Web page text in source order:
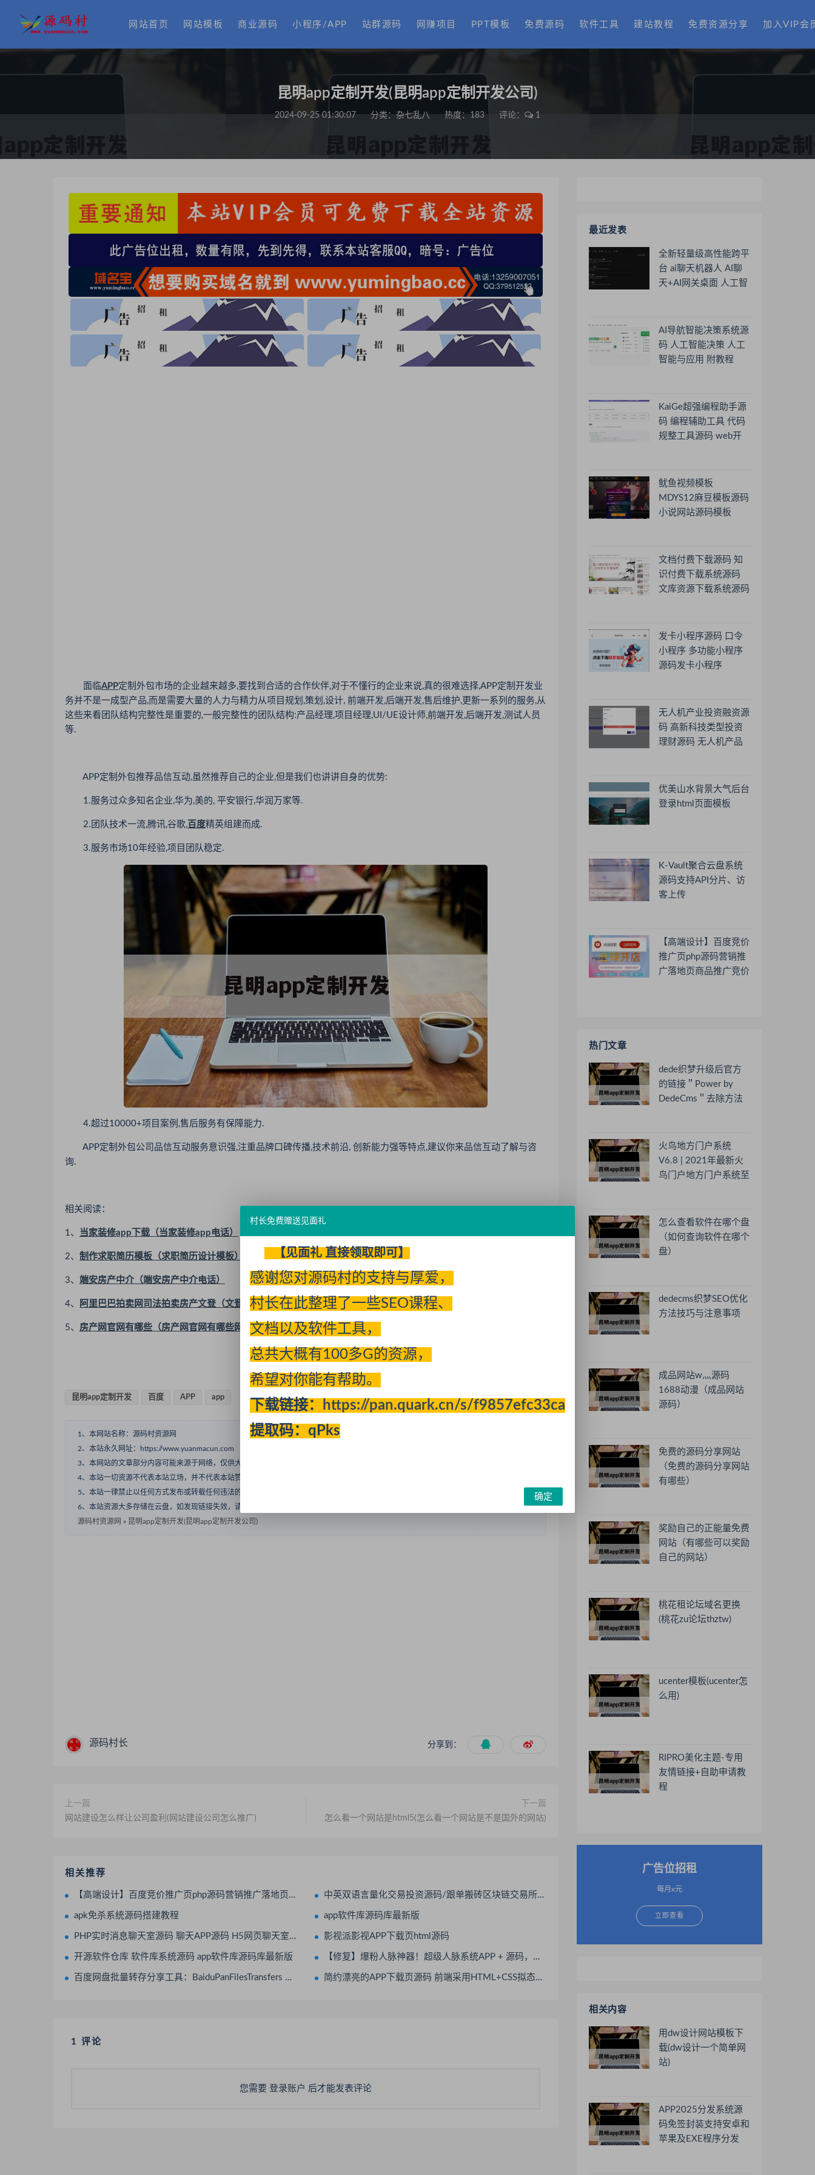
网站首页 网站模板 商业源码 小程序/APP 站群源码 网赚项目 PPT模板 免费源码 软件工具 建站教程 免费资源分享 加入VIP会
昆明app定制开发(昆明app定制开发公司)
2024-09-25 01:30:07 分类： 杂七乱八 热度：183 评论： 1
面临APP定制外包市场的企业越来越多,要找到合适的合作伙伴,对于不懂行的企业来说,真的很难选择,APP定制开发业
务并不是一成型产品,而是需要大量的人力与精力从项目规划,策划,设计, 前端开发,后端开发,售后维护,更新一系列的服务,从
这些来看团队结构完整性是重要的,一般完整性的团队结构:产品经理,项目经理,UI/UE设计师,前端开发,后端开发,测试人员
等.
APP定制外包推荐品信互动,虽然推荐自己的企业,但是我们也讲讲自身的优势:
1.服务过众多知名企业,华为,美的, 平安银行,华润万家等.
2.团队技术一流,腾讯,谷歌,百度精英组建而成.
3.服务市场10年经验,项目团队稳定.
4.超过10000+项目案例,售后服务有保障能力.
APP定制外包公司品信互动服务意识强,注重品牌口碑传播,技术前沿, 创新能力强等特点,建议你来品信互动了解与咨
询.
相关阅读：
1、 当家装修app下载（当家装修app电话）
2、 制作求职简历模板（求职简历设计模板）
3、 端安房产中介（端安房产中介电话）
4、 阿里巴巴拍卖网司法拍卖房产文登（文登法院拍卖网）
5、 房产网官网有哪些（房产网官网有哪些网站）
昆明app定制开发 百度 APP app
1、本网站名称：源码村资源网
2、本站永久网址：https://www.yuanmacun.com
3、本网站的文章部分内容可能来源于网络，仅供大家学习与参考，如有侵权，请联系站长进行删除处理。
4、本站一切资源不代表本站立场，并不代表本站赞同其观点和对其真实性负责。
5、本站一律禁止以任何方式发布或转载任何违法的相关信息，访客发现请向站长举报
6、本站资源大多存储在云盘，如发现链接失效，请联系我们我们会第一时间更新。
源码村资源网 » 昆明app定制开发(昆明app定制开发公司)
源码村长 分享到：
上一篇
网站建设怎么样让公司盈利(网站建设公司怎么推广)
下一篇
怎么看一个网站是html5(怎么看一个网站是不是国外的网站)
相关推荐
【高端设计】百度竞价推广页php源码营销推广落地页商品推广竞价单页客服跳转加微信好友 中英双语言量化交易投资源码/跟单搬砖区块链交易所源码/前端uniapp纯源码+后端
apk免杀系统源码搭建教程 app软件库源码库最新版
PHP实时消息聊天室源码 聊天APP源码 H5网页聊天室 PHP+WebSocket 影视派影视APP下载页html源码
开源软件仓库 软件库系统源码 app软件库源码库最新版 【修复】爆粉人脉神器！超级人脉系统APP + 源码，一键获取海量精准人脉
百度网盘批量转存分享工具：BaiduPanFilesTransfers 2.8.2 简约漂亮的APP下载页源码 前端采用HTML+CSS拟态风格
1 评论
您需要 登录账户 后才能发表评论
最近发表
全新轻量级高性能跨平
台 ai聊天机器人 AI聊
天+AI网关桌面 人工智
AI导航智能决策系统源
码 人工智能决策 人工
智能与应用 附教程
KaiGe超强编程助手源
码 编程辅助工具 代码
规整工具源码 web开
鱿鱼视频模板
MDYS12麻豆模板源码
小说网站源码模板
文档付费下载源码 知
识付费下载系统源码
文库资源下载系统源码
发卡小程序源码 口令
小程序 多功能小程序
源码发卡小程序
无人机产业投资融资源
码 高新科技类型投资
理财源码 无人机产品
优美山水背景大气后台
登录html页面模板
K-Vault聚合云盘系统
源码支持API分片、访
客上传
【高端设计】百度竞价
推广页php源码营销推
广落地页商品推广竞价
热门文章
dede织梦升级后官方
的链接＂Power by
DedeCms＂去除方法
火鸟地方门户系统
V6.8 | 2021年最新火
鸟门户地方门户系统至
怎么查看软件在哪个盘
（如何查询软件在哪个
盘）
dedecms织梦SEO优化
方法技巧与注意事项
成品网站w灬源码
1688动漫（成品网站
源码）
免费的源码分享网站
（免费的源码分享网站
有哪些）
奖励自己的正能量免费
网站（有哪些可以奖励
自己的网站）
桃花租论坛域名更换
(桃花zu论坛thztw)
ucenter模板(ucenter怎
么用)
RIPRO美化主题-专用
友情链接+自助申请教
程
广告位招租
每月x元
立即查看
相关内容
用dw设计网站模板下
载(dw设计一个简单网
站)
APP2025分发系统源
码免签封装支持安卓和
苹果及EXE程序分发
村长免费赠送见面礼
【见面礼 直接领取即可】
感谢您对源码村的支持与厚爱，
村长在此整理了一些SEO课程、
文档以及软件工具，
总共大概有100多G的资源，
希望对你能有帮助。
下载链接：
https://pan.quark.cn/s/f9857efc33ca
提取码：qPks
确定